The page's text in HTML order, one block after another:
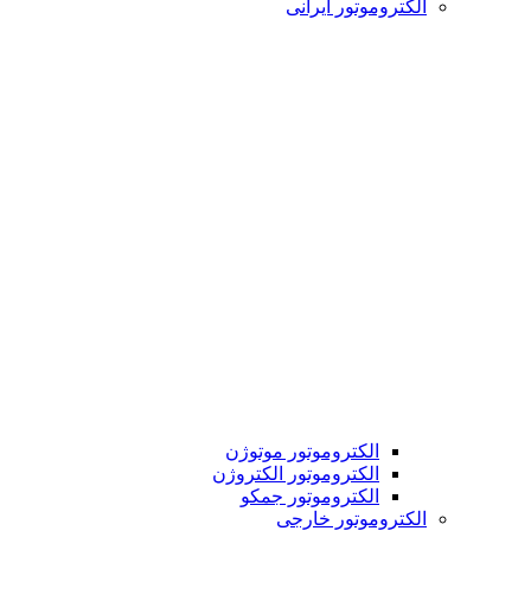
الکتروموتور ایرانی
الکتروموتور موتوژن
الکتروموتور الکتروژن
الکتروموتور جمکو
الکتروموتور خارجی